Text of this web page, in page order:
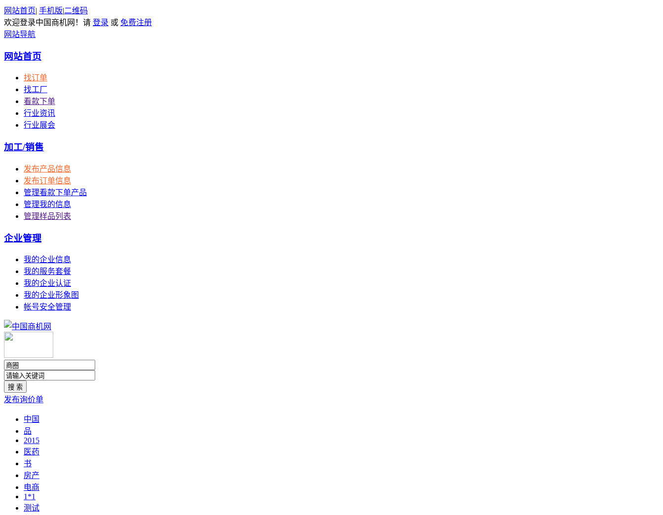
网站首页| 手机版|二维码
欢迎登录中国商机网！请 登录 或 免费注册
网站导航
网站首页
找订单
找工厂
看款下单
行业资讯
行业展会
加工/销售
发布产品信息
发布订单信息
管理看款下单产品
管理我的信息
管理样品列表
企业管理
我的企业信息
我的服务套餐
我的企业认证
我的企业形象图
帐号安全管理
发布询价单
中国
品
2015
医药
书
房产
电商
1*1
测试